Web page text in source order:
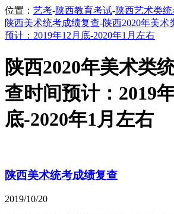
位置： 艺考-陕西教育考试-陕西艺术类
陕西美术统考成绩复查-陕西2020年美术
预计：2019年12月底-2020年1月左右
陕西2020年美术类
查时间预计：2019
底-2020年1月左右
陕西美术统考成绩复查
2019/10/20